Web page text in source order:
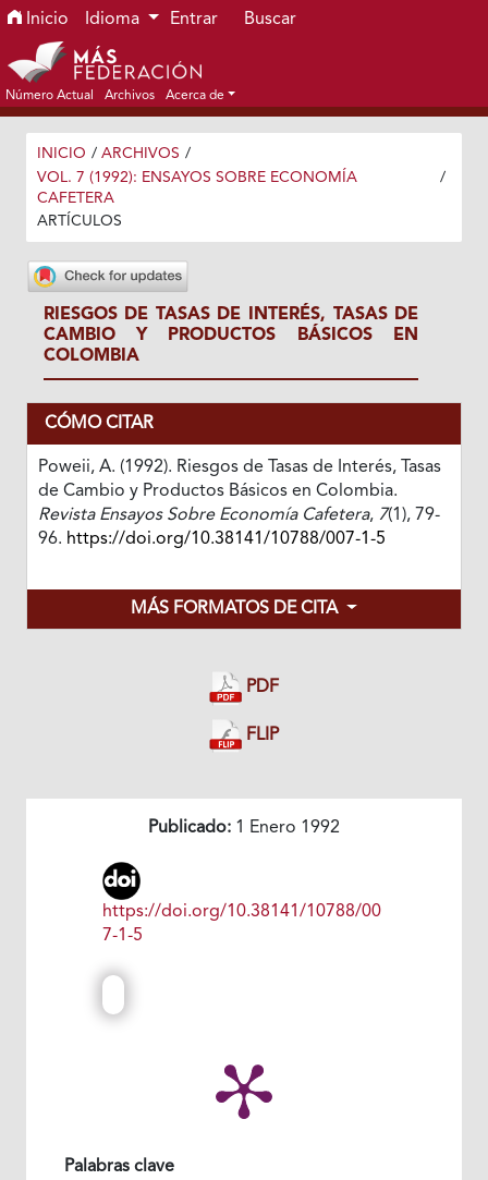
Ir al menú de navegación principal
Ir al contenido principal
Ir al pie de página del sitio
Inicio Idioma Entrar Buscar
Número Actual Archivos Acerca de
INICIO / ARCHIVOS /
VOL. 7 (1992): ENSAYOS SOBRE ECONOMÍA
CAFETERA
/
ARTÍCULOS
RIESGOS DE TASAS DE INTERÉS, TASAS DE
CAMBIO Y PRODUCTOS BÁSICOS EN
COLOMBIA
CÓMO CITAR
Poweii, A. (1992). Riesgos de Tasas de Interés, Tasas
de Cambio y Productos Básicos en Colombia.
Revista Ensayos Sobre Economía Cafetera, 7(1), 79-
96. https://doi.org/10.38141/10788/007-1-5
MÁS FORMATOS DE CITA
PDF
FLIP
Publicado: 1 Enero 1992
https://doi.org/10.38141/10788/00
7-1-5
Palabras clave